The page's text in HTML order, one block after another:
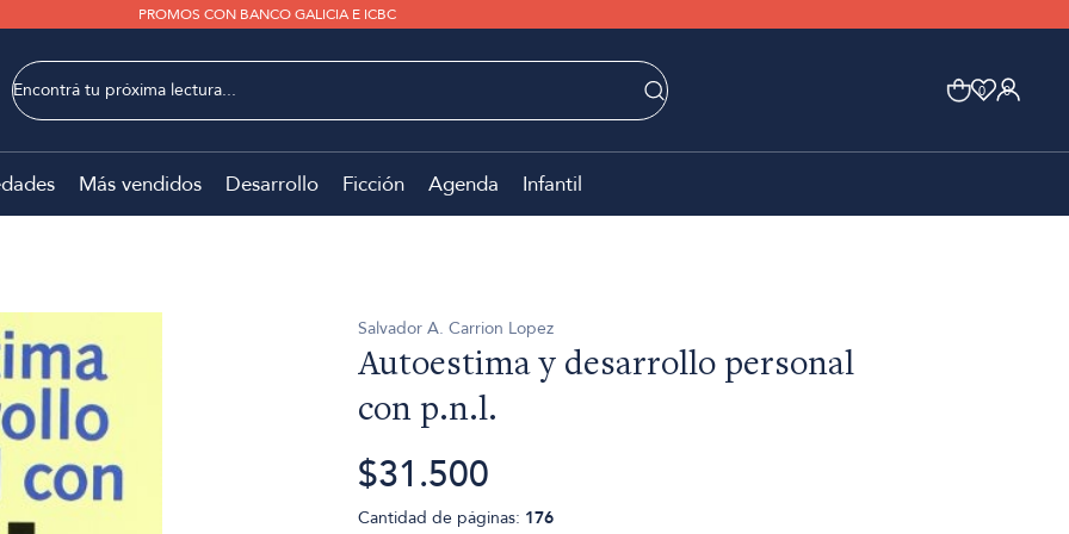
PROMOS CON BANCO GALICIA E ICBC
0 0
Más vendidos Desarrollo Ficción Agenda Infantil
Salvador A. Carrion Lopez
Autoestima y desarrollo personal
con p.n.l.
$31.500
Cantidad de páginas: 176